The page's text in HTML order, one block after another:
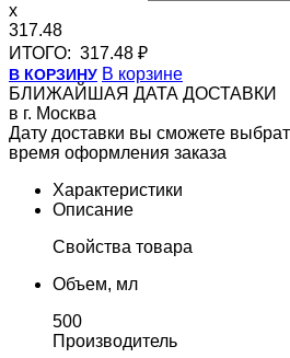
x
317.48
ИТОГО: 317.48 ₽
В КОРЗИНУ В корзине
БЛИЖАЙШАЯ ДАТА ДОСТАВКИ
в г. Москва
Дату доставки вы сможете
время оформления заказа
Характеристики
Описание
Свойства товара
Объем, мл
500
Производитель